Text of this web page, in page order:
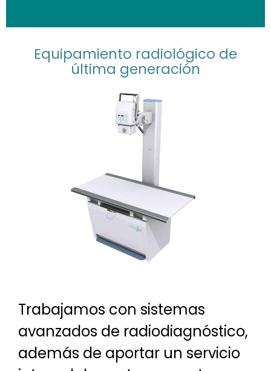
Equipamiento radiológico de
última generación
Trabajamos con sistemas
avanzados de radiodiagnóstico,
además de aportar un servicio